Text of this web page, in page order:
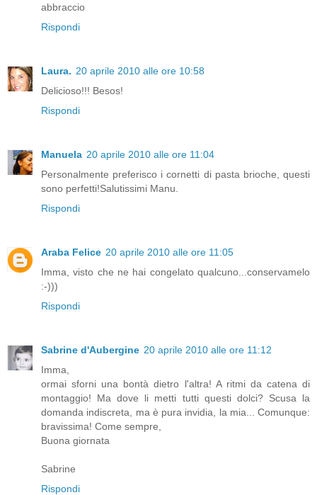
abbraccio
Rispondi
Laura. 20 aprile 2010 alle ore 10:58
Delicioso!!! Besos!
Rispondi
Manuela 20 aprile 2010 alle ore 11:04
Personalmente preferisco i cornetti di pasta brioche, questi
sono perfetti!Salutissimi Manu.
Rispondi
Araba Felice 20 aprile 2010 alle ore 11:05
Imma, visto che ne hai congelato qualcuno...conservamelo
:-)))
Rispondi
Sabrine d'Aubergine 20 aprile 2010 alle ore 11:12
Imma,
ormai sforni una bontà dietro l'altra! A ritmi da catena di
montaggio! Ma dove li metti tutti questi dolci? Scusa la
domanda indiscreta, ma è pura invidia, la mia... Comunque:
bravissima! Come sempre,
Buona giornata
Sabrine
Rispondi